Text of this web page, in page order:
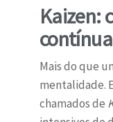
Kaizen:
Mais do que
mentalidade.
chamados de